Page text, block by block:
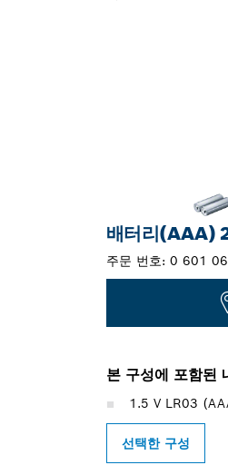
배터리(AAA)
주문 번호: 0 601
본 구성에 포함된
1.5 V LR03
선택한 구성